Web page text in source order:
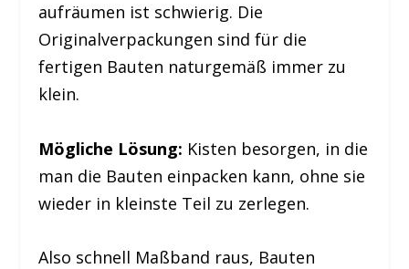
aufräumen ist schwierig. Die
Originalverpackungen sind für die
fertigen Bauten naturgemäß immer zu
klein.
Mögliche Lösung: Kisten besorgen, in die
man die Bauten einpacken kann, ohne sie
wieder in kleinste Teil zu zerlegen.
Also schnell Maßband raus, Bauten